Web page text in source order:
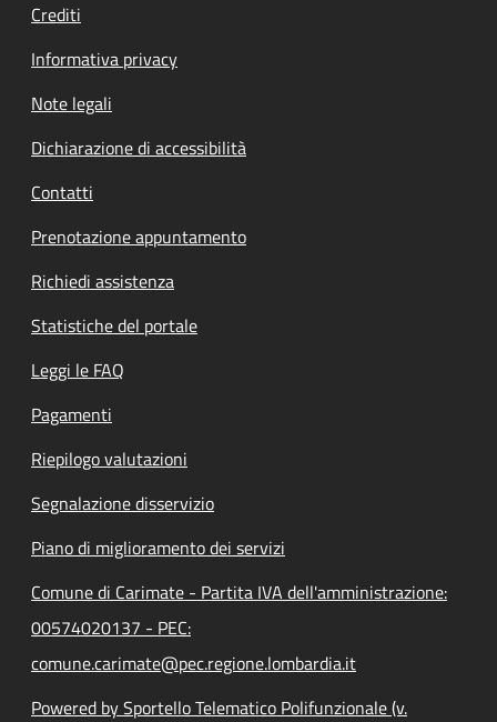
Crediti
Informativa privacy
Note legali
Dichiarazione di accessibilità
Contatti
Prenotazione appuntamento
Richiedi assistenza
Statistiche del portale
Leggi le FAQ
Pagamenti
Riepilogo valutazioni
Segnalazione disservizio
Piano di miglioramento dei servizi
Comune di Carimate - Partita IVA dell'amministrazione:
00574020137 - PEC:
comune.carimate@pec.regione.lombardia.it
Powered by Sportello Telematico Polifunzionale (v.